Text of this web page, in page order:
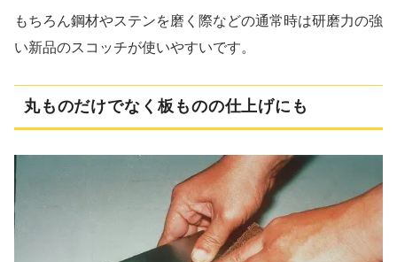
もちろん鋼材やステンを磨く際などの通常時は研磨力の強
い新品のスコッチが使いやすいです。
丸ものだけでなく板ものの仕上げにも